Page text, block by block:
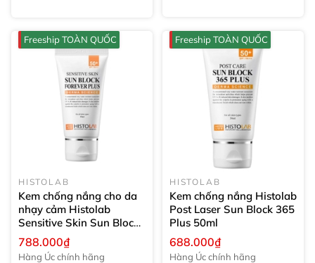
Freeship TOÀN QUỐC
HISTOLAB
Kem chống nắng cho da
nhạy cảm Histolab
Sensitive Skin Sun Block
Forever 50ml
788.000₫
Hàng Úc chính hãng
Freeship TOÀN QUỐC
HISTOLAB
Kem chống nắng Histolab
Post Laser Sun Block 365
Plus 50ml
688.000₫
Hàng Úc chính hãng